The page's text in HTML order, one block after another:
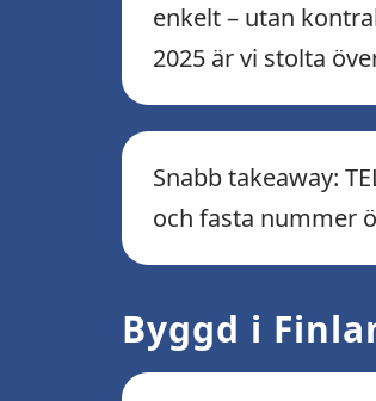
enkelt – utan
2025 är vi stolta
Snabb takeaway:
och fasta nummer
Byggd i